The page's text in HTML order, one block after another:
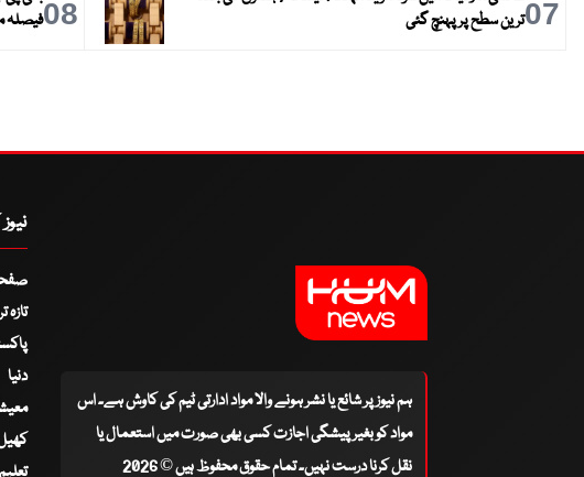
07ترین سطح پر پہنچ گئی
08فیصلہ
ہم نیوز پر شائع یا نشر ہونے والا مواد ادارتی ٹیم کی کاوش ہے۔ اس
مواد کو بغیر پیشگی اجازت کسی بھی صورت میں استعمال یا
نقل کرنا درست نہیں۔ تمام حقوق محفوظ ہیں © 2026
تازہ
دنیا